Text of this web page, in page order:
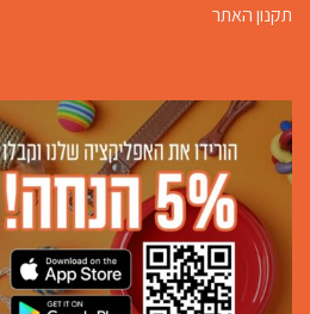
תקנון האתר